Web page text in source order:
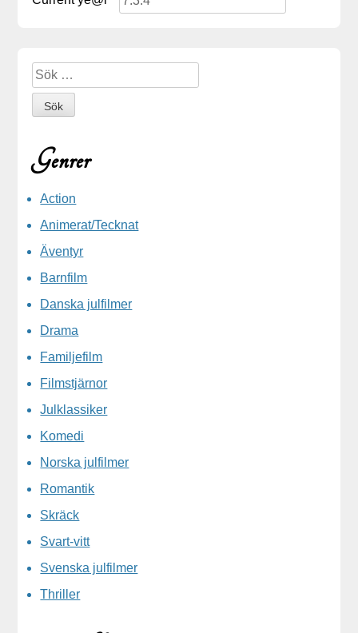
Sidopanel
Sök efter:
Genrer
Action
Animerat/Tecknat
Äventyr
Barnfilm
Danska julfilmer
Drama
Familjefilm
Filmstjärnor
Julklassiker
Komedi
Norska julfilmer
Romantik
Skräck
Svart-vitt
Svenska julfilmer
Thriller